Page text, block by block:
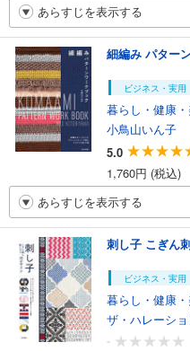
あらすじを表示する
細編み パター
ビジネス・実用
暮らし・健康
小鳥山いん子
5.0
1,760円 (税込)
あらすじを表示する
刺し子 こぎん
ビジネス・実用
暮らし・健康
ザ・ハレーシ
-